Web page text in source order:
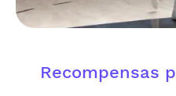
Recompensas